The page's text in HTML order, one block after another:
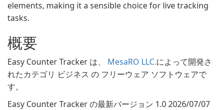
elements, making it a sensible choice for live tracking
tasks.
概要
Easy Counter Tracker は、 MesaRO LLC.によって開発さ
れたカテゴリ ビジネス の フリーウェア ソフトウェアで
す。
Easy Counter Tracker の最新バージョン 1.0 2026/07/07